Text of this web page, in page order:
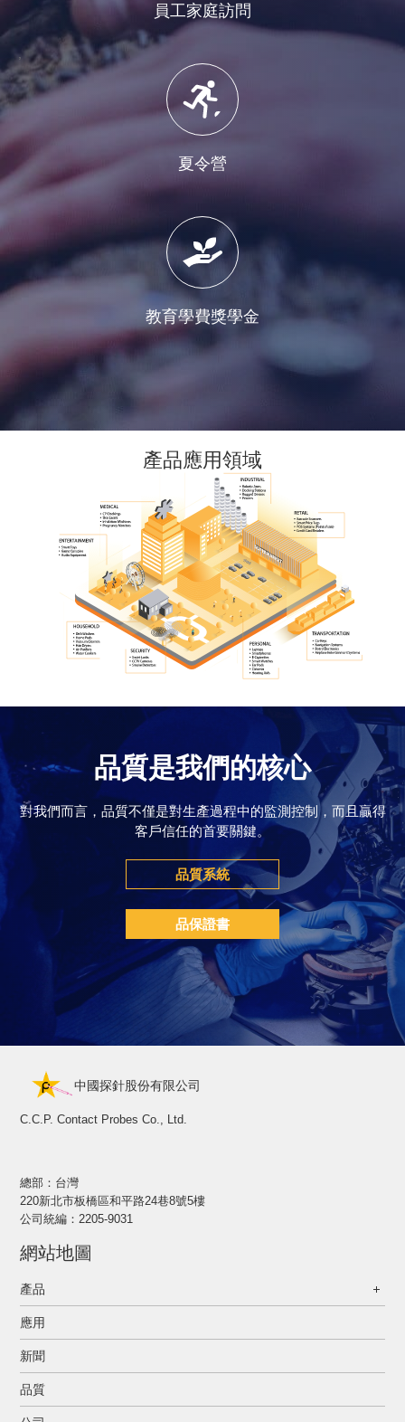
員工家庭訪問
,
夏令營
教育學費獎學金
產品應用領域
品質是我們的核心
對我們而言，品質不僅是對生產過程中的監測控制，而且贏得
客戶信任的首要關鍵。
品質系統
品保證書
中國探針股份有限公司
C.C.P. Contact Probes Co., Ltd.
總部：台灣
220新北市板橋區和平路24巷8號5樓
公司統編：2205-9031
網站地圖
產品
應用
新聞
品質